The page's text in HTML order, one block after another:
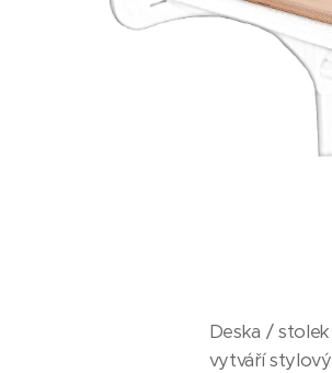
Deska /
vytváří